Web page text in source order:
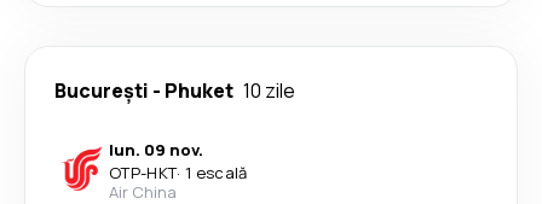
București - Phuket 10 zile
lun. 09 nov.
OTP-HKT· 1 escală
Air China